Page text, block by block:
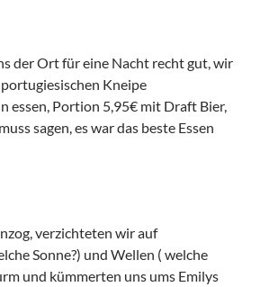
der Ort für eine Nacht recht gut, wir
Kneipe
essen, Portion 5,95€ mit Draft Bier,
sagen, es war das beste Essen
verzichteten wir auf
Sonne?) und Wellen ( welche
und kümmerten uns ums Emilys